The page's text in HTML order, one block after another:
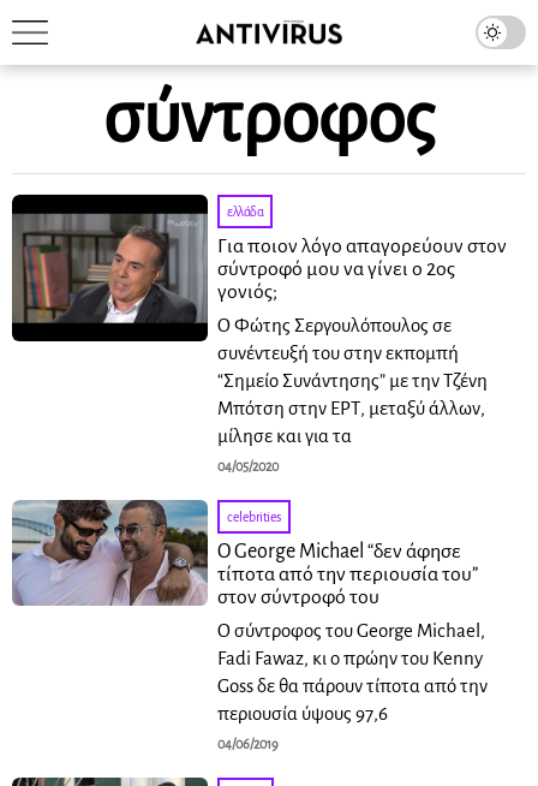
σύντροφος
ελλάδα
Για ποιον λόγο απαγορεύουν στον
σύντροφό μου να γίνει ο 2ος
γονιός;
Ο Φώτης Σεργουλόπουλος σε
συνέντευξή του στην εκπομπή
“Σημείο Συνάντησης” με την Τζένη
Μπότση στην ΕΡΤ, μεταξύ άλλων,
μίλησε και για τα
04/05/2020
celebrities
Ο George Michael “δεν άφησε
τίποτα από την περιουσία του”
στον σύντροφό του
Ο σύντροφος του George Michael,
Fadi Fawaz, κι ο πρώην του Kenny
Goss δε θα πάρουν τίποτα από την
περιουσία ύψους 97,6
04/06/2019